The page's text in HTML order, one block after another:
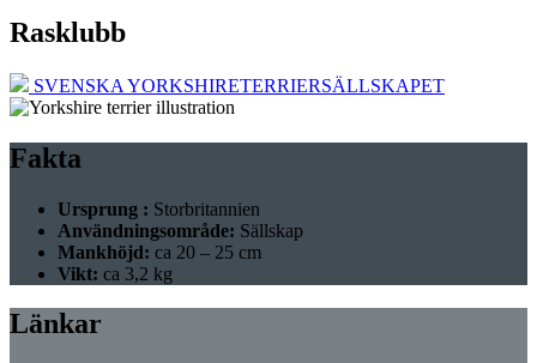
Rasklubb
SVENSKA YORKSHIRETERRIERSÄLLSKAPET
Fakta
Ursprung : Storbritannien
Användningsområde: Sällskap
Mankhöjd: ca 20 – 25 cm
Vikt: ca 3,2 kg
Länkar